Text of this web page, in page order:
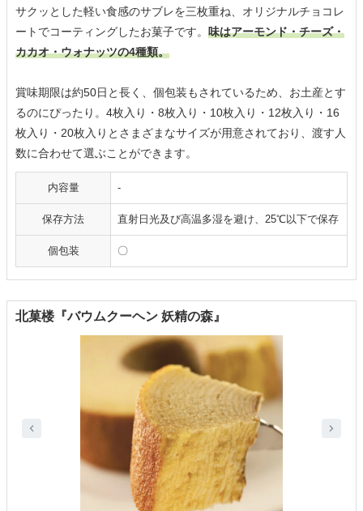
サクッとした軽い食感のサブレを三枚重ね、オリジナルチョコレ
ートでコーティングしたお菓子です。 味はアーモンド・チーズ・
カカオ・ウォナッツの4種類。
賞味期限は約50日と長く、個包装もされているため、お土産とす
るのにぴったり。4枚入り・8枚入り・10枚入り・12枚入り・16
枚入り・20枚入りとさまざまなサイズが用意されており、渡す人
数に合わせて選ぶことができます。
内容量 -
保存方法 直射日光及び高温多湿を避け、25℃以下で保存
個包装 〇
北菓楼『バウムクーヘン 妖精の森』